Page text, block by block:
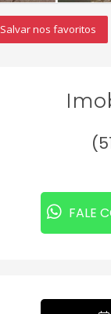
Salvar nos favoritos
FALE